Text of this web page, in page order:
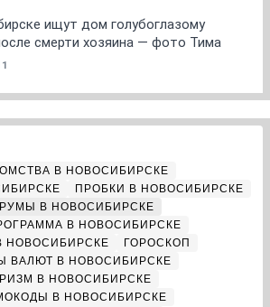
ищут дом голубоглазому
смерти хозяина — фото Тима
В НОВОСИБИРСКЕ
ПРОБКИ В НОВОСИБИРСКЕ
В НОВОСИБИРСКЕ
В НОВОСИБИРСКЕ
НОВОСИБИРСКЕ
ГОРОСКОП
ВАЛЮТ В НОВОСИБИРСКЕ
В НОВОСИБИРСКЕ
В НОВОСИБИРСКЕ